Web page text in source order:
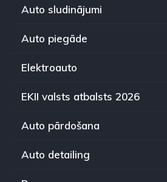
Auto sludinājumi
Auto piegāde
Elektroauto
EKII valsts atbalsts 2026
Auto pārdošana
Auto detailing